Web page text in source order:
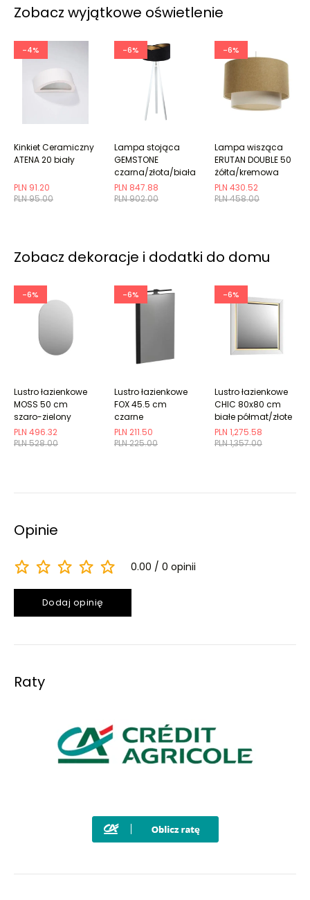
Zobacz wyjątkowe oświetlenie
-4%
PLN 95.00
PLN 91.20
Kinkiet Ceramiczny
ATENA 20 biały
-6%
PLN 902.00
PLN 847.88
Lampa stojąca
GEMSTONE
czarna/złota/biała
-6%
PLN 458.00
PLN 430.52
Lampa wisząca
ERUTAN DOUBLE 50
żółta/kremowa
Zobacz dekoracje i dodatki do domu
-6%
PLN 528.00
PLN 496.32
Lustro łazienkowe
MOSS 50 cm
szaro-zielony
półmat owalne
-6%
PLN 225.00
PLN 211.50
Lustro łazienkowe
FOX 45.5 cm
czarne
-6%
PLN 1,357.00
PLN 1,275.58
Lustro łazienkowe
CHIC 80x80 cm
białe półmat/złote
Opinie
0.00 0 opinii
Dodaj opinię
Raty